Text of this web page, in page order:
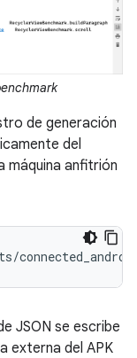
de generación
del
máquina anfitrión
JSON se escribe
externa del APK